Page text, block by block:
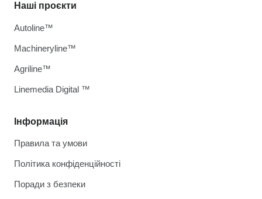
Інформація
Правила та умови
Політика конфіденційності
Поради з безпеки
Наші проєкти
Autoline™
Machineryline™
Agriline™
Linemedia Digital ™